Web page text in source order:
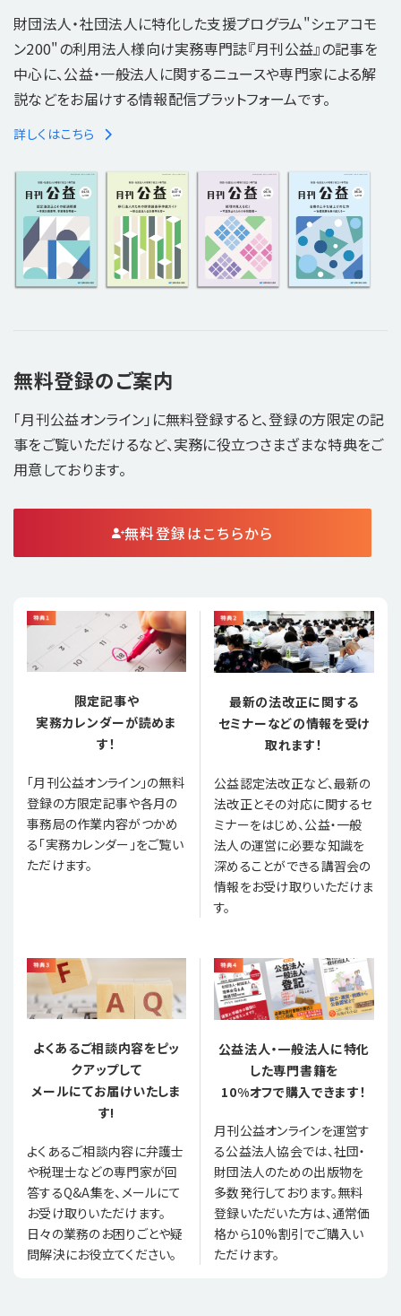
財団法人・社団法人に特化した支援プログラム"シェアコモ
ン200"の利用法人様向け実務専門誌『月刊公益』の記事を
中心に、公益・一般法人に関するニュースや専門家による解
説などをお届けする情報配信プラットフォームです。
詳しくはこちら
無料登録のご案内
「月刊公益オンライン」に無料登録すると、登録の方限定の記
事をご覧いただけるなど、実務に役立つさまざまな特典をご
用意しております。
無料登録はこちらから
限定記事や
実務カレンダーが読めま
す！
「月刊公益オンライン」の無料
登録の方限定記事や各月の
事務局の作業内容がつかめ
る「実務カレンダー」をご覧い
ただけます。
最新の法改正に関する
セミナーなどの情報を受け
取れます！
公益認定法改正など、最新の
法改正とその対応に関するセ
ミナーをはじめ、公益・一般
法人の運営に必要な知識を
深めることができる講習会の
情報をお受け取りいただけま
す。
よくあるご相談内容をピッ
クアップして
メールにてお届けいたしま
す!
よくあるご相談内容に弁護士
や税理士などの専門家が回
答するQ&A集を、メールにて
お受け取りいただけます。
日々の業務のお困りごとや疑
問解決にお役立てください。
公益法人・一般法人に特化
した専門書籍を
10%オフで購入できます！
月刊公益オンラインを運営す
る公益法人協会では、社団・
財団法人のための出版物を
多数発行しております。無料
登録いただいた方は、通常価
格から10%割引でご購入い
ただけます。